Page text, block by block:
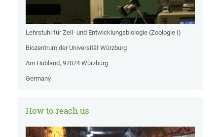
Lehrstuhl für Zell- und Entwicklungsbiologie (Zoologie I)
Biozentrum der Universität Würzburg
Am Hubland, 97074 Würzburg
Germany
How to reach us